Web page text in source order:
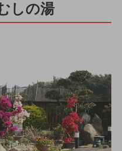
しの湯